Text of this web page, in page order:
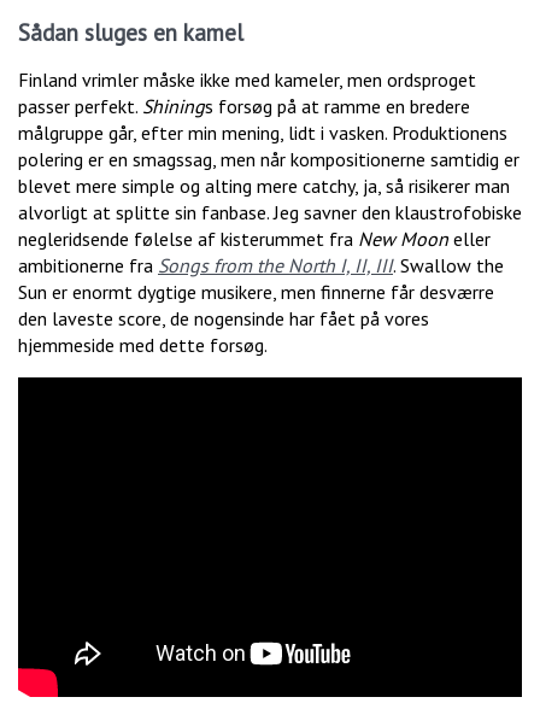
Sådan sluges en kamel
Finland vrimler måske ikke med kameler, men ordsproget
passer perfekt. Shinings forsøg på at ramme en bredere
målgruppe går, efter min mening, lidt i vasken. Produktionens
polering er en smagssag, men når kompositionerne samtidig er
blevet mere simple og alting mere catchy, ja, så risikerer man
alvorligt at splitte sin fanbase. Jeg savner den klaustrofobiske
negleridsende følelse af kisterummet fra New Moon eller
ambitionerne fra Songs from the North I, II, III. Swallow the
Sun er enormt dygtige musikere, men finnerne får desværre
den laveste score, de nogensinde har fået på vores
hjemmeside med dette forsøg.